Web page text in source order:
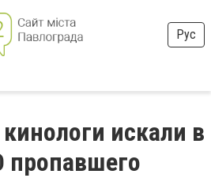
Рус
искали в
пропавшего